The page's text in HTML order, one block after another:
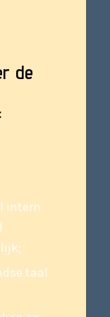
de
intern
taal